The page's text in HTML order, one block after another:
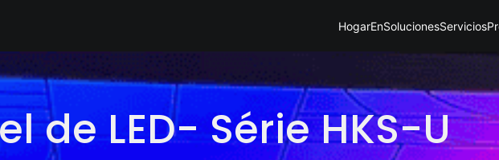
HogarEnSolucionesServicios
de LED- Série HKS-U